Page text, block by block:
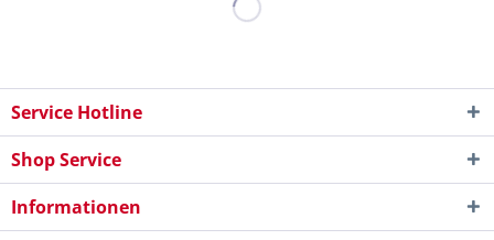
Service Hotline
Shop Service
Informationen